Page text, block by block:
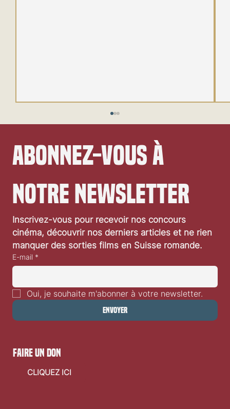
Festival de Locarno 2026: Taxi Driver
Abonnez-vous à
notre newsletter
Inscrivez-vous pour recevoir nos concours
cinéma, découvrir nos derniers articles et ne rien
manquer des sorties films en Suisse romande.
E-mail *
Oui, je souhaite m'abonner à votre newsletter.
Envoyer
faire un don
CLIQUEZ ICI